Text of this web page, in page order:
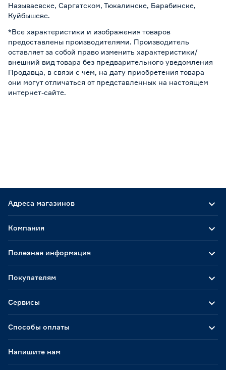
Называевске, Саргатском, Тюкалинске, Барабинске,
Куйбышеве.
*Все характеристики и изображения товаров
предоставлены производителями. Производитель
оставляет за собой право изменить характеристики/
внешний вид товара без предварительного уведомления
Продавца, в связи с чем, на дату приобретения товара
они могут отличаться от представленных на настоящем
интернет-сайте.
Адреса магазинов
Способы оплаты
Компания
Полезная информация
Покупателям
Сервисы
Напишите нам